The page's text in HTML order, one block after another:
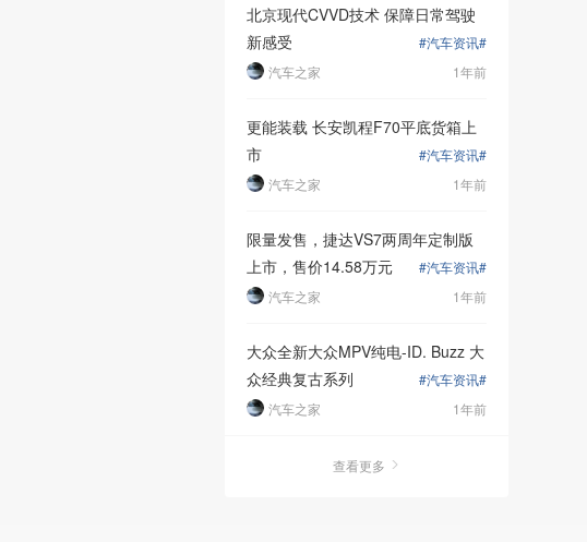
北京现代CVVD技术 保障日常驾驶
新感受
#汽车资讯#
1年前
汽车之家
更能装载 长安凯程F70平底货箱上
市
#汽车资讯#
1年前
汽车之家
限量发售，捷达VS7两周年定制版
上市，售价14.58万元
#汽车资讯#
1年前
汽车之家
大众全新大众MPV纯电-ID. Buzz 大
众经典复古系列
#汽车资讯#
1年前
汽车之家
查看更多